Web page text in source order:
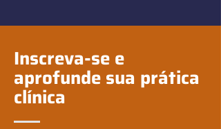
Inscreva-se e
aprofunde sua prática
clínica